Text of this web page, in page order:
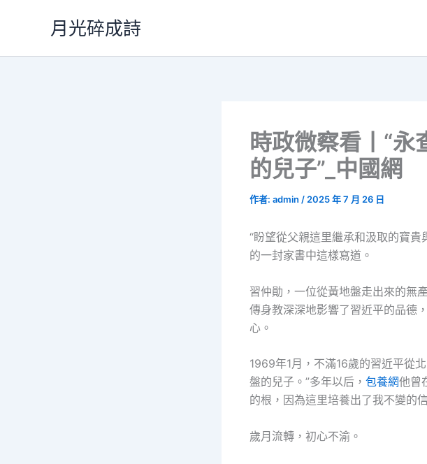
月光碎成詩
時政微察看丨“永
的兒子”_中國網
作者: admin / 2025 年 7 月 26 日
“盼望從父親這里繼承和汲取的寶
的一封家書中這樣寫道。
習仲勛，一位從黃地盤走出來的無
傳身教深深地影響了習近平的品德
心。
1969年1月，不滿16歲的習近平從
盤的兒子。”多年以后， 包養網他曾
的根，因為這里培養出了我不變的
歲月流轉，初心不渝。